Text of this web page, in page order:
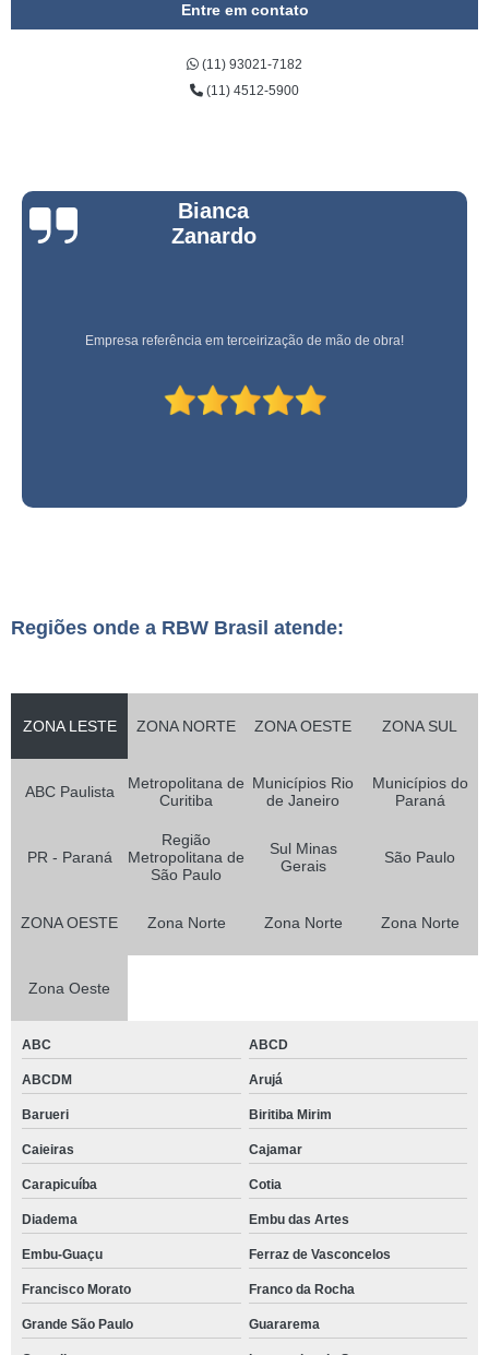
Entre em contato
(11) 93021-7182
(11) 4512-5900
Bianca
Zanardo
Empresa referência em terceirização de mão de obra!
Regiões onde a RBW Brasil atende:
ZONA LESTE ZONA NORTE ZONA OESTE ZONA SUL
ABC Paulista
Metropolitana de
Curitiba
Municípios Rio
de Janeiro
Municípios do
Paraná
PR - Paraná
Região
Metropolitana de
São Paulo
Sul Minas
Gerais
São Paulo
ZONA OESTE Zona Norte Zona Norte Zona Norte
Zona Oeste
ABC ABCD
ABCDM Arujá
Barueri Biritiba Mirim
Caieiras Cajamar
Carapicuíba Cotia
Diadema Embu das Artes
Embu-Guaçu Ferraz de Vasconcelos
Francisco Morato Franco da Rocha
Grande São Paulo Guararema